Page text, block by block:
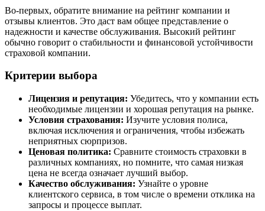
Во-первых, обратите внимание на рейтинг компании и
отзывы клиентов. Это даст вам общее представление о
надежности и качестве обслуживания. Высокий рейтинг
обычно говорит о стабильности и финансовой устойчивости
страховой компании.
Критерии выбора
Лицензия и репутация: Убедитесь, что у компании есть
необходимые лицензии и хорошая репутация на рынке.
Условия страхования: Изучите условия полиса,
включая исключения и ограничения, чтобы избежать
неприятных сюрпризов.
Ценовая политика: Сравните стоимость страховки в
различных компаниях, но помните, что самая низкая
цена не всегда означает лучший выбор.
Качество обслуживания: Узнайте о уровне
клиентского сервиса, в том числе о времени отклика на
запросы и процессе выплат.